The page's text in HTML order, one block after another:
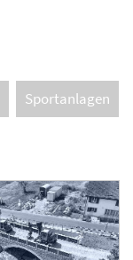
Sportanlagen